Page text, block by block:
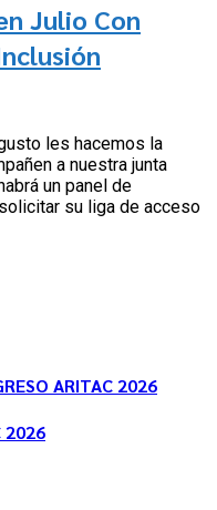
Julio Con
les hacemos la
a nuestra junta
un panel de
su liga de acceso
ARITAC 2026
2026